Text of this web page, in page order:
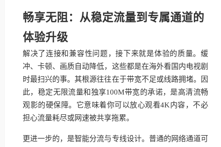
畅享无阻：从稳定流量到专属通道的
体验升级
解决了连接和兼容性问题，接下来就是体验的质量。缓
冲、卡顿、画质自动降低，这些都是在海外看国内电视剧
时最扫兴的事。其根源往往在于带宽不足或线路拥堵。因
此，稳定无限流量和独享100M带宽的承诺，是高清流畅
观影的硬保障。它意味着你可以放心观看4K内容，不必
担心流量耗尽或网速被共享拖累。
更进一步的，是智能分流与专线设计。普通的网络通道可